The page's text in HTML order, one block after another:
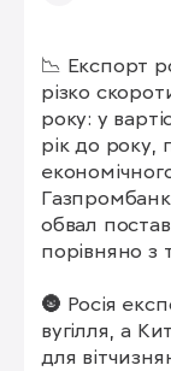
📉 Експорт
різко
року: у
рік до року,
обвал
порівняно з
🌚 Росія
вугілля, а
для